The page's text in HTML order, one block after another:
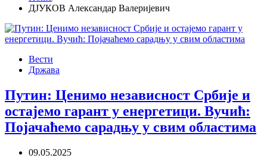
ДЈУКОВ Александар Валеријевич
Вести
Држава
Путин: Ценимо независност Србије и
остајемо гарант у енергетици. Вучић:
Појачаћемо сарадњу у свим областима
09.05.2025